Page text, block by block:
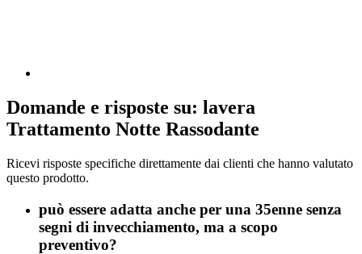
Domande e risposte su: lavera
Trattamento Notte Rassodante
Ricevi risposte specifiche direttamente dai clienti che hanno valutato
questo prodotto.
può essere adatta anche per una 35enne senza
segni di invecchiamento, ma a scopo
preventivo?